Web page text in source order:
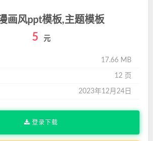
画风ppt模板,主题模板
5 元
17.66 MB
12 页
2023年12月24日
登录下载